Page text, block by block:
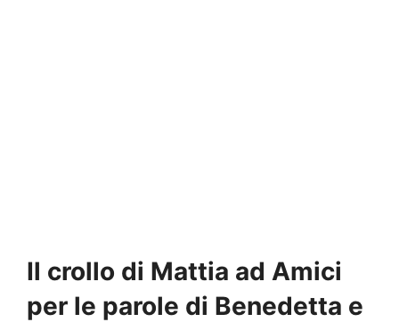
Il crollo di Mattia ad Amici
per le parole di Benedetta e